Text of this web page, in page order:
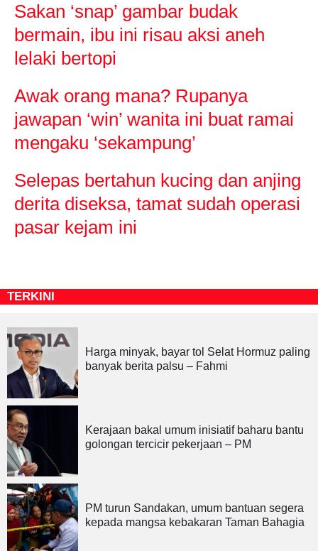
Sakan ‘snap’ gambar budak
bermain, ibu ini risau aksi aneh
lelaki bertopi
Awak orang mana? Rupanya
jawapan ‘win’ wanita ini buat ramai
mengaku ‘sekampung’
Selepas bertahun kucing dan anjing
derita diseksa, tamat sudah operasi
pasar kejam ini
TERKINI
Harga minyak, bayar tol Selat Hormuz paling
banyak berita palsu – Fahmi
Kerajaan bakal umum inisiatif baharu bantu
golongan tercicir pekerjaan – PM
PM turun Sandakan, umum bantuan segera
kepada mangsa kebakaran Taman Bahagia